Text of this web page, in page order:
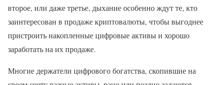
второе, или даже третье, дыхание особенно ждут те, кто
заинтересован в продаже криптовалюты, чтобы выгоднее
пристроить накопленные цифровые активы и хорошо
заработать на их продаже.
Многие держатели цифрового богатства, скопившие на